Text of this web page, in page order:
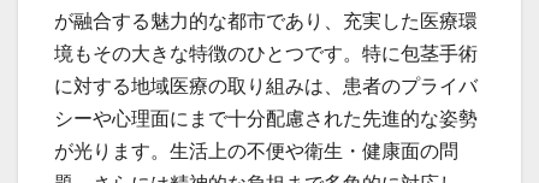
が融合する魅力的な都市であり、充実した医療環
境もその大きな特徴のひとつです。特に包茎手術
に対する地域医療の取り組みは、患者のプライバ
シーや心理面にまで十分配慮された先進的な姿勢
が光ります。生活上の不便や衛生・健康面の問